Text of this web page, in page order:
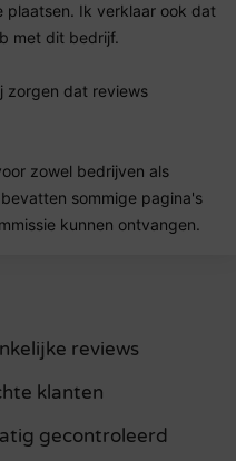
Ik verklaar ook dat
met dit bedrijf.
zorgen dat reviews
zowel bedrijven als
sommige pagina's
kunnen ontvangen.
reviews
klanten
gecontroleerd